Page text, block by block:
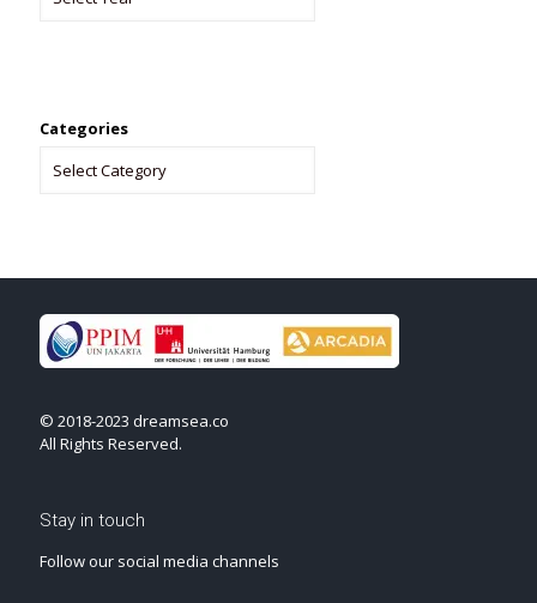
Categories
© 2018-2023 dreamsea.co
All Rights Reserved.
Stay in touch
Follow our social media channels